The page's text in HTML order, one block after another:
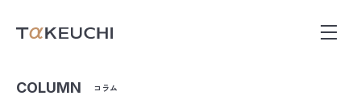
COLUMN コラム